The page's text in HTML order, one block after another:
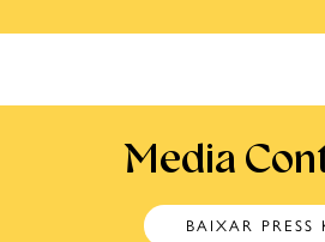
Media
BAIXAR PRESS